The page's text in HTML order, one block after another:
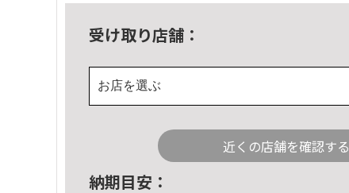
受け取り店舗：
お店を選ぶ
近くの店舗を確認する
納期目安：